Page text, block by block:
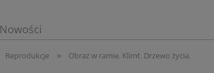
Nowości
Reprodukcje » Obraz w ramie. Klimt. Drzewo życia.